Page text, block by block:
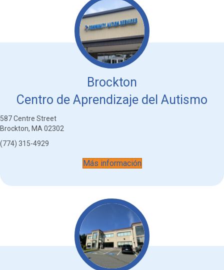
Brockton
Centro de Aprendizaje del Autismo
587 Centre Street
Brockton, MA 02302
(774) 315-4929
Más información